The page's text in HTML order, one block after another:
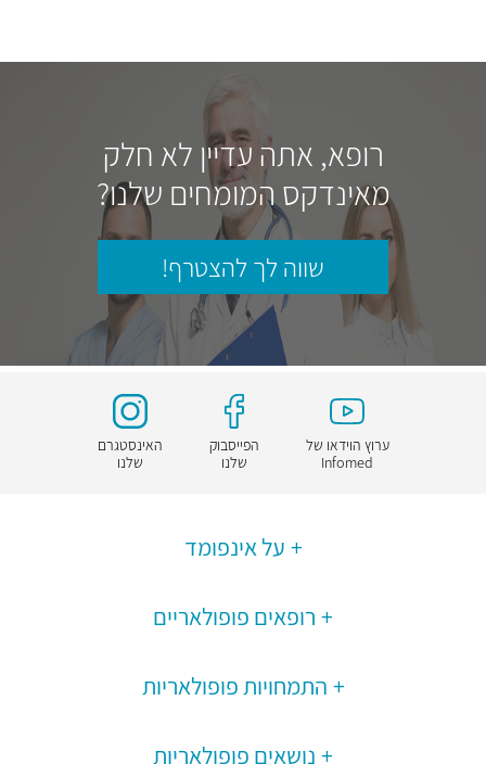
רופא, אתה עדיין לא חלק
מאינדקס המומחים שלנו?
שווה לך להצטרף!
ערוץ הוידאו של
Infomed
הפייסבוק
שלנו
האינסטגרם
שלנו
על אינפומד
רופאים פופולאריים
התמחויות פופולאריות
נושאים פופולאריות